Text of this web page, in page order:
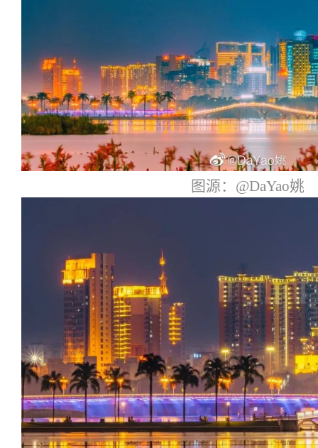
图源：@DaYao姚